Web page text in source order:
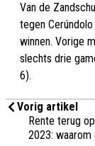
Van de
tegen
winnen. Vorige
slechts drie
6).
Vorig artikel
Rente terug
2023: waarom